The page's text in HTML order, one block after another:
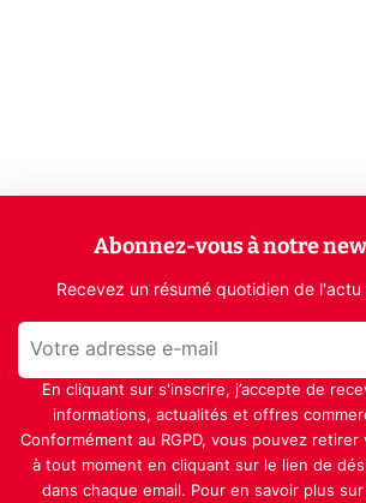
Abonnez-vous à notre
Recevez un résumé quotidien de
En cliquant sur s'inscrire, j’accepte de
informations, actualités et offres
Conformément au RGPD, vous pouvez
à tout moment en cliquant sur le lien de
dans chaque email. Pour en savoir plus